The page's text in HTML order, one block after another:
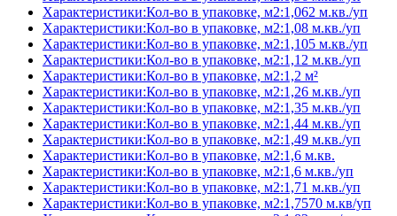
Характеристики:Кол-во в упаковке, м2:1,062 м.кв./уп
Характеристики:Кол-во в упаковке, м2:1,08 м.кв./уп
Характеристики:Кол-во в упаковке, м2:1,105 м.кв./уп
Характеристики:Кол-во в упаковке, м2:1,12 м.кв./уп
Характеристики:Кол-во в упаковке, м2:1,2 м²
Характеристики:Кол-во в упаковке, м2:1,26 м.кв./уп
Характеристики:Кол-во в упаковке, м2:1,35 м.кв./уп
Характеристики:Кол-во в упаковке, м2:1,44 м.кв./уп
Характеристики:Кол-во в упаковке, м2:1,49 м.кв./уп
Характеристики:Кол-во в упаковке, м2:1,6 м.кв.
Характеристики:Кол-во в упаковке, м2:1,6 м.кв./уп
Характеристики:Кол-во в упаковке, м2:1,71 м.кв./уп
Характеристики:Кол-во в упаковке, м2:1,7570 м.кв/уп